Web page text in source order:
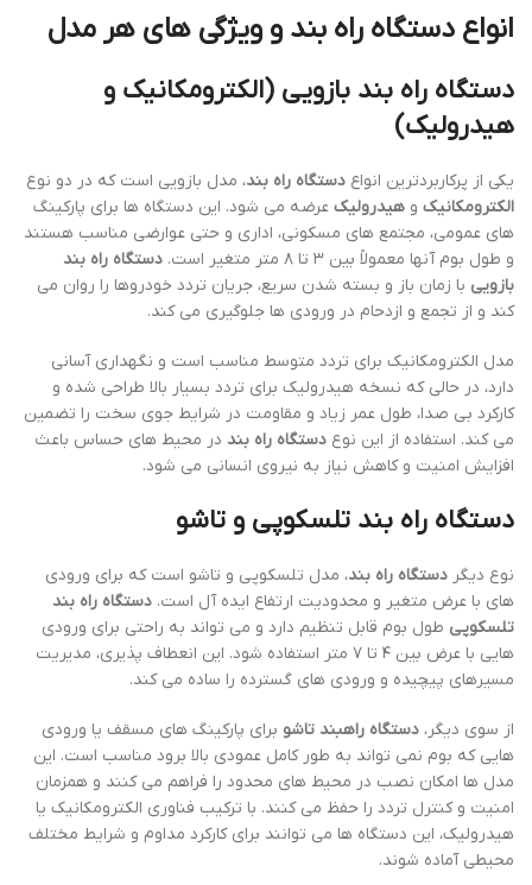
انواع دستگاه راه بند و ویژگی های هر مدل
دستگاه راه بند بازویی (الکترومکانیک و
هیدرولیک)
یکی از پرکاربردترین انواع دستگاه راه بند، مدل بازویی است که در دو نوع
الکترومکانیک و هیدرولیک عرضه می شود. این دستگاه ها برای پارکینگ
های عمومی، مجتمع های مسکونی، اداری و حتی عوارضی مناسب هستند
و طول بوم آنها معمولاً بین ۳ تا ۸ متر متغیر است.
دستگاه راه بند
بازویی با زمان باز و بسته شدن سریع، جریان تردد خودروها را روان می
کند و از تجمع و ازدحام در ورودی ها جلوگیری می کند.
مدل الکترومکانیک برای تردد متوسط مناسب است و نگهداری آسانی
دارد، در حالی که نسخه هیدرولیک برای تردد بسیار بالا طراحی شده و
کارکرد بی صدا، طول عمر زیاد و مقاومت در شرایط جوی سخت را تضمین
می کند. استفاده از این نوع دستگاه راه بند در محیط های حساس باعث
افزایش امنیت و کاهش نیاز به نیروی انسانی می شود.
دستگاه راه بند تلسکوپی و تاشو
نوع دیگر دستگاه راه بند، مدل تلسکوپی و تاشو است که برای ورودی
های با عرض متغیر و محدودیت ارتفاع ایده آل است. دستگاه راه بند
تلسکوپی طول بوم قابل تنظیم دارد و می تواند به راحتی برای ورودی
هایی با عرض بین ۴ تا ۷ متر استفاده شود. این انعطاف پذیری، مدیریت
مسیرهای پیچیده و ورودی های گسترده را ساده می کند.
از سوی دیگر، دستگاه راهبند تاشو برای پارکینگ های مسقف یا ورودی
هایی که بوم نمی تواند به طور کامل عمودی بالا برود مناسب است. این
مدل ها امکان نصب در محیط های محدود را فراهم می کنند و همزمان
امنیت و کنترل تردد را حفظ می کنند. با ترکیب فناوری الکترومکانیک یا
هیدرولیک، این دستگاه ها می توانند برای کارکرد مداوم و شرایط مختلف
محیطی آماده شوند.